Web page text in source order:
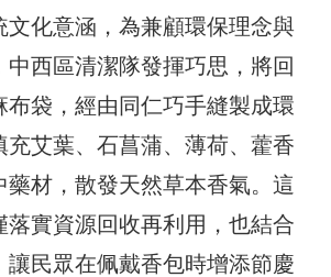
文化意涵，為兼顧環保理念與
中西區清潔隊發揮巧思，將回
布袋，經由同仁巧手縫製成環
充艾葉、石菖蒲、薄荷、藿香
藥材，散發天然草本香氣。這
落實資源回收再利用，也結合
讓民眾在佩戴香包時增添節慶